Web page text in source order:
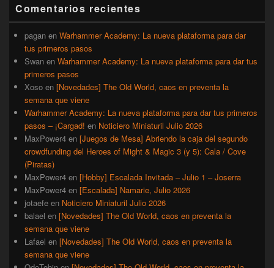
lateral
primaria
Comentarios recientes
pagan en Warhammer Academy: La nueva plataforma para dar
tus primeros pasos
Swan en Warhammer Academy: La nueva plataforma para dar tus
primeros pasos
Xoso en [Novedades] The Old World, caos en preventa la
semana que viene
Warhammer Academy: La nueva plataforma para dar tus primeros
pasos – ¡Cargad! en Noticiero Miniaturil Julio 2026
MaxPower4 en [Juegos de Mesa] Abriendo la caja del segundo
crowdfunding del Heroes of Might & Magic 3 (y 5): Cala / Cove
(Piratas)
MaxPower4 en [Hobby] Escalada Invitada – Julio 1 – Joserra
MaxPower4 en [Escalada] Namarie, Julio 2026
jotaefe en Noticiero Miniaturil Julio 2026
balael en [Novedades] The Old World, caos en preventa la
semana que viene
Lafael en [Novedades] The Old World, caos en preventa la
semana que viene